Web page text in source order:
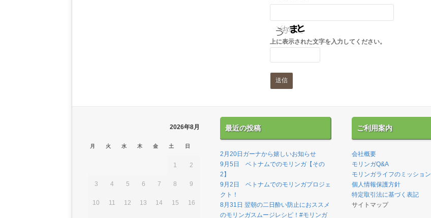
上に表示された文字を入力してください。
2026年8月
月 火 水 木 金 土 日
1 2
3 4 5 6 7 8 9
10 11 12 13 14 15 16
最近の投稿
2月20日ガーナから嬉しいお知らせ
9月5日 ベトナムでのモリンガ【その
2】
9月2日 ベトナムでのモリンガプロジェ
クト！
8月31日 翌朝の二日酔い防止におススメ
のモリンガスムージレシピ！#モリンガ
ご利用案内
会社概要
モリンガQ&A
モリンガライフのミッション
個人情報保護方針
特定取引法に基づく表記
サイトマップ